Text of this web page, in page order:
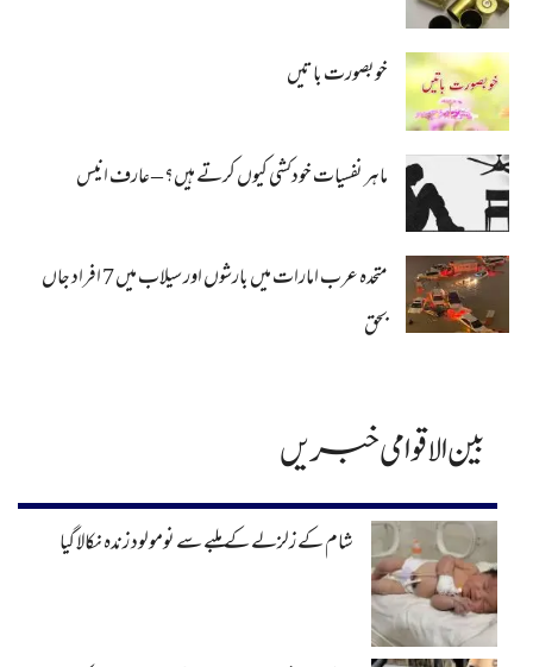
خوبصورت باتیں
ماہر نفسیات خودکشی کیوں کرتے ہیں؟ – عارف انیس
متحدہ عرب امارات میں بارشوں اور سیلاب میں 7 افراد جاں
بحق
بین الاقوامی خبریں
شام کے زلزلے کے ملبے سے نومولود زندہ نکالا گیا